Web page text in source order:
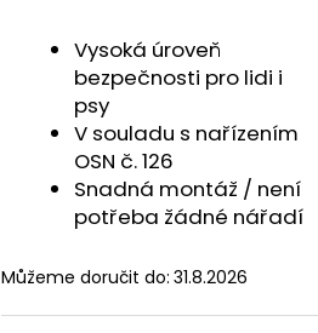
Vysoká úroveň
bezpečnosti pro lidi i
psy
V souladu s nařízením
OSN č. 126
Snadná montáž / není
potřeba žádné nářadí
Můžeme doručit do: 31.8.2026